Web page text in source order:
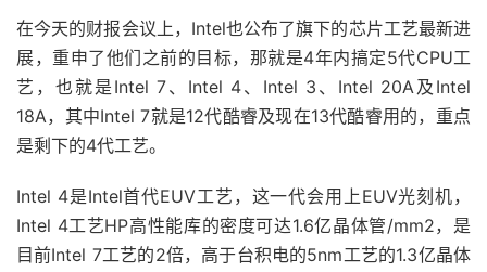
在今天的财报会议上，Intel也公布了旗下的芯片工艺最新进
展，重申了他们之前的目标，那就是4年内搞定5代CPU工
艺，也就是Intel 7、Intel 4、Intel 3、Intel 20A及Intel
18A，其中Intel 7就是12代酷睿及现在13代酷睿用的，重点
是剩下的4代工艺。
Intel 4是Intel首代EUV工艺，这一代会用上EUV光刻机，
Intel 4工艺HP高性能库的密度可达1.6亿晶体管/mm2，是
目前Intel 7工艺的2倍，高于台积电的5nm工艺的1.3亿晶体